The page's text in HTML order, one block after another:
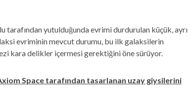
tarafından yutulduğunda evrimi durdurulan küçük, ayrı
evriminin mevcut durumu, bu ilk galaksilerin
kara delikler içermesi gerektiğini öne sürüyor.
Space tarafından tasarlanan uzay giysilerini